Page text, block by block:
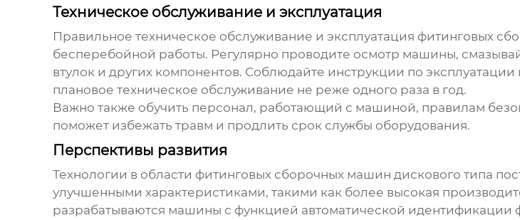
Техническое обслуживание и эксплуатация
Правильное техническое обслуживание и эксплуатация фитинговых
бесперебойной работы. Регулярно проводите осмотр машины,
втулок и других компонентов. Соблюдайте инструкции по
плановое техническое обслуживание не реже одного раза в год.
Важно также обучить персонал, работающий с машиной, правилам
поможет избежать травм и продлить срок службы оборудования.
Перспективы развития
Технологии в области фитинговых сборочных машин дискового типа
улучшенными характеристиками, такими как более высокая
разрабатываются машины с функцией автоматической